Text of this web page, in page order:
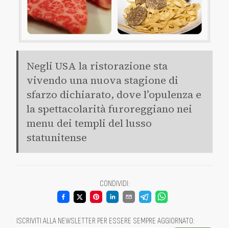
Negli USA la ristorazione sta
vivendo una nuova stagione di
sfarzo dichiarato, dove l’opulenza e
la spettacolarità furoreggiano nei
menu dei templi del lusso
statunitense
CONDIVIDI:
ISCRIVITI ALLA NEWSLETTER PER ESSERE SEMPRE AGGIORNATO: